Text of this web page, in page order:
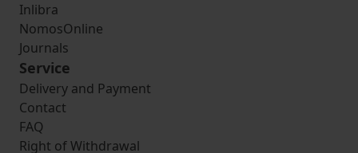
Inlibra
NomosOnline
Journals
Service
Delivery and Payment
Contact
FAQ
Right of Withdrawal